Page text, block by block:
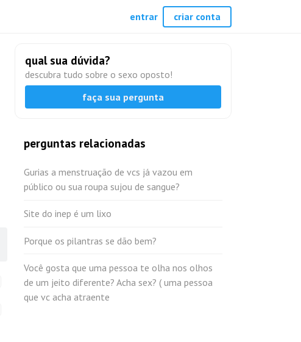
qual sua dúvida?
descubra tudo sobre o sexo oposto!
faça sua pergunta
perguntas relacionadas
Gurias a menstruação de vcs já vazou em
público ou sua roupa sujou de sangue?
Site do inep é um lixo
Porque os pilantras se dão bem?
Você gosta que uma pessoa te olha nos olhos
de um jeito diferente? Acha sex? ( uma pessoa
que vc acha atraente
entrar criar conta